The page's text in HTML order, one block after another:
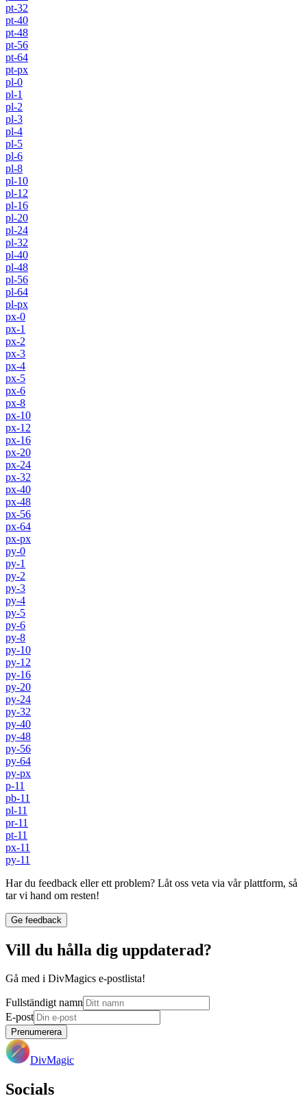
pt-32
pt-40
pt-48
pt-56
pt-64
pt-px
pl-0
pl-1
pl-2
pl-3
pl-4
pl-5
pl-6
pl-8
pl-10
pl-12
pl-16
pl-20
pl-24
pl-32
pl-40
pl-48
pl-56
pl-64
pl-px
px-0
px-1
px-2
px-3
px-4
px-5
px-6
px-8
px-10
px-12
px-16
px-20
px-24
px-32
px-40
px-48
px-56
px-64
px-px
py-0
py-1
py-2
py-3
py-4
py-5
py-6
py-8
py-10
py-12
py-16
py-20
py-24
py-32
py-40
py-48
py-56
py-64
py-px
p-11
pb-11
pl-11
pr-11
pt-11
px-11
py-11
Har du feedback eller ett problem? Låt oss veta via vår plattform, så
tar vi hand om resten!
Ge feedback
Vill du hålla dig uppdaterad?
Gå med i DivMagics e-postlista!
Fullständigt namn
E-post
Prenumerera
DivMagic
Socials